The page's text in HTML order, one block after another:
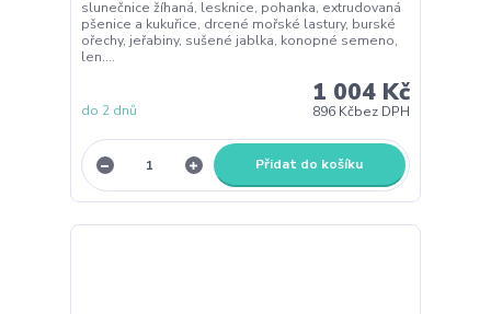
slunečnice žíhaná, lesknice, pohanka, extrudovaná
pšenice a kukuřice, drcené mořské lastury, burské
ořechy, jeřabiny, sušené jablka, konopné semeno,
len....
1 004 Kč
896 Kčbez DPH
do 2 dnů
Přidat do košíku